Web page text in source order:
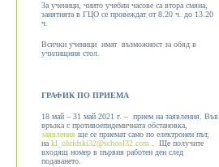
За ученици, чиито учебни часове са втора смяна,
занятията в ГЦО се провеждат от 8.20 ч. до 13.20
ч.
Всички ученици имат възможност за обяд в
училищния стол.
ГРАФИК ПО ПРИЕМА
18 май – 31 май 2021 г. – прием на заявления. Във
връзка с противоепидемичната обстановка,
заявления ще се приемат само по електронен път,
на kl_ohridski32@school32.com . Ще получите
входящ номер в първия работен ден след
подаването.